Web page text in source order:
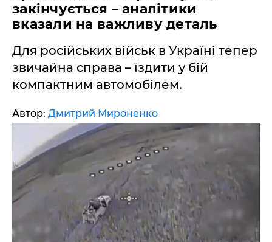
закінчується – аналітики
вказали на важливу деталь
Для російських військ в Україні тепер
звичайна справа – їздити у бій
компактним автомобілем.
Автор: Дмитрий Мироненко